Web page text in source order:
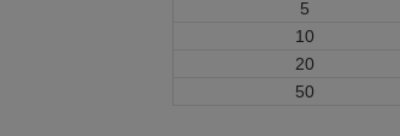
5
10
20
50